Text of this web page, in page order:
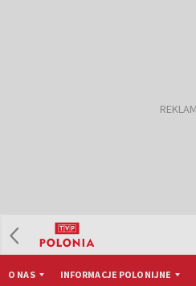
O NAS INFORMACJE POLONIJNE